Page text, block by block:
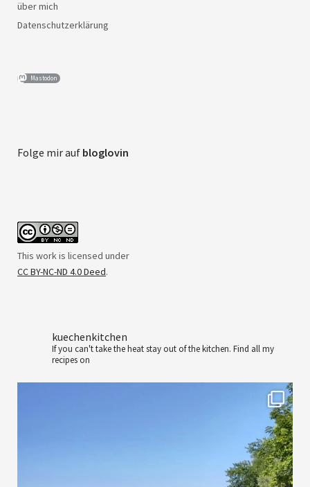
über mich
Datenschutzerklärung
Mastodon
Folge mir auf bloglovin
This work is licensed under
CC BY-NC-ND 4.0 Deed.
kuechenkitchen
If you can't take the heat stay out of the kitchen. Find all my
recipes on